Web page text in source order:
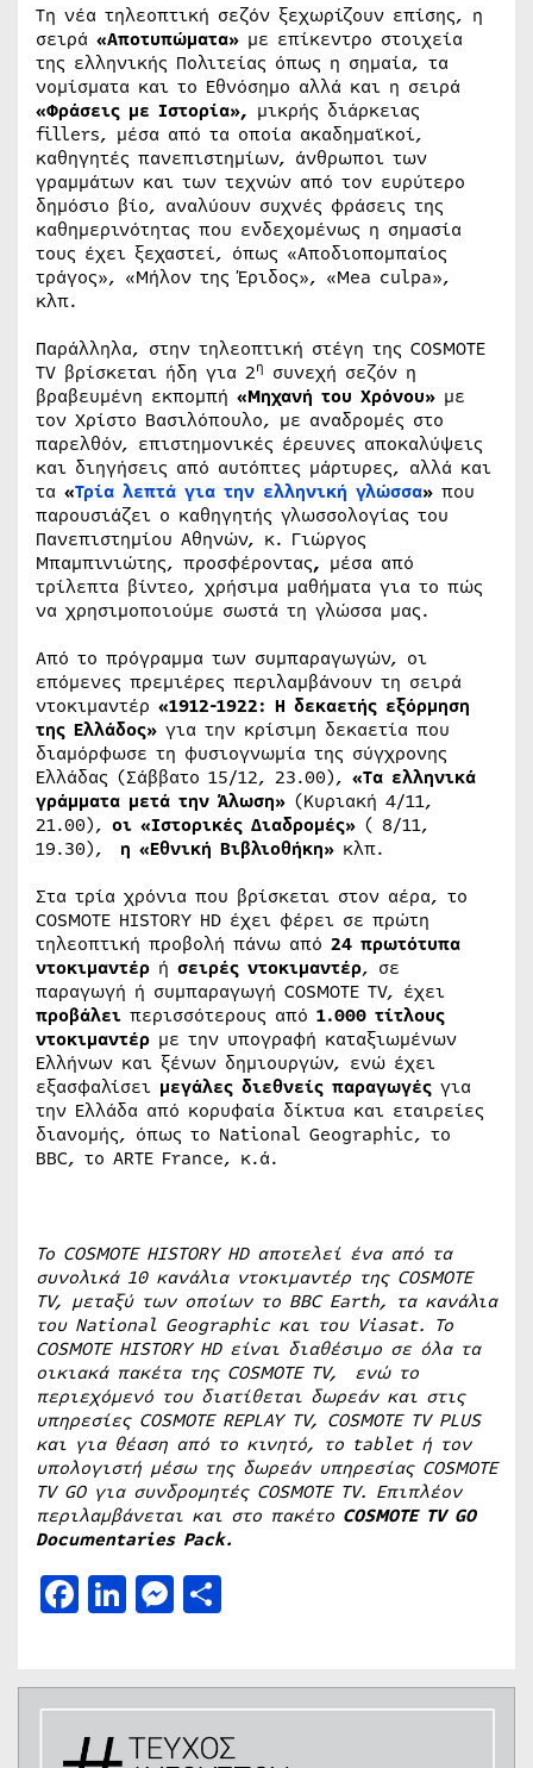
Τη νέα τηλεοπτική σεζόν ξεχωρίζουν επίσης, η
σειρά «Αποτυπώματα» με επίκεντρο στοιχεία
της ελληνικής Πολιτείας όπως η σημαία, τα
νομίσματα και το Εθνόσημο αλλά και η σειρά
«Φράσεις με Ιστορία», μικρής διάρκειας
fillers, μέσα από τα οποία ακαδημαϊκοί,
καθηγητές πανεπιστημίων, άνθρωποι των
γραμμάτων και των τεχνών από τον ευρύτερο
δημόσιο βίο, αναλύουν συχνές φράσεις της
καθημερινότητας που ενδεχομένως η σημασία
τους έχει ξεχαστεί, όπως «Αποδιοπομπαίος
τράγος», «Μήλον της Έριδος», «Μea culpa»,
κλπ.
Παράλληλα, στην τηλεοπτική στέγη της COSMOTE
TV βρίσκεται ήδη για 2η συνεχή σεζόν η
βραβευμένη εκπομπή «Μηχανή του Χρόνου» με
τον Χρίστο Βασιλόπουλο, με αναδρομές στο
παρελθόν, επιστημονικές έρευνες αποκαλύψεις
και διηγήσεις από αυτόπτες μάρτυρες, αλλά και
τα «Τρία λεπτά για την ελληνική γλώσσα» που
παρουσιάζει ο καθηγητής γλωσσολογίας του
Πανεπιστημίου Αθηνών, κ. Γιώργος
Μπαμπινιώτης, προσφέροντας, μέσα από
τρίλεπτα βίντεο, χρήσιμα μαθήματα για το πώς
να χρησιμοποιούμε σωστά τη γλώσσα μας.
Από το πρόγραμμα των συμπαραγωγών, οι
επόμενες πρεμιέρες περιλαμβάνουν τη σειρά
ντοκιμαντέρ «1912-1922: H δεκαετής εξόρμηση
της Ελλάδος» για την κρίσιμη δεκαετία που
διαμόρφωσε τη φυσιογνωμία της σύγχρονης
Ελλάδας (Σάββατο 15/12, 23.00), «Τα ελληνικά
γράμματα μετά την Άλωση» (Κυριακή 4/11,
21.00), οι «Ιστορικές Διαδρομές» ( 8/11,
19.30), η «Εθνική Βιβλιοθήκη» κλπ.
Στα τρία χρόνια που βρίσκεται στον αέρα, το
COSMOTE HISTORY HD έχει φέρει σε πρώτη
τηλεοπτική προβολή πάνω από 24 πρωτότυπα
ντοκιμαντέρ ή σειρές ντοκιμαντέρ, σε
παραγωγή ή συμπαραγωγή COSMOTE TV, έχει
προβάλει περισσότερους από 1.000 τίτλους
ντοκιμαντέρ με την υπογραφή καταξιωμένων
Ελλήνων και ξένων δημιουργών, ενώ έχει
εξασφαλίσει μεγάλες διεθνείς παραγωγές για
την Ελλάδα από κορυφαία δίκτυα και εταιρείες
διανομής, όπως το National Geographic, το
BBC, το ARTE France, κ.ά.
Το COSMOTE HISTORY HD αποτελεί ένα από τα
συνολικά 10 κανάλια ντοκιμαντέρ της COSMOTE
TV, μεταξύ των οποίων το BBC Earth, τα κανάλια
του National Geographic και του Viasat. Το
COSMOTE HISTORY HD είναι διαθέσιμο σε όλα τα
οικιακά πακέτα της COSMOTE TV, ενώ το
περιεχόμενό του διατίθεται δωρεάν και στις
υπηρεσίες COSMOTE REPLAY TV, COSMOTE TV PLUS
και για θέαση από το κινητό, το tablet ή τον
υπολογιστή μέσω της δωρεάν υπηρεσίας COSMOTE
TV GO για συνδρομητές COSMOTE TV. Επιπλέον
περιλαμβάνεται και στο πακέτο COSMOTE TV GO
Documentaries Pack.
Facebook
LinkedIn
Messenger